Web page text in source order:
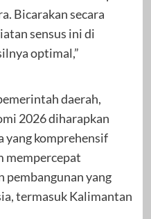
Bicarakan secara
sensus ini di
optimal,”
daerah,
2026 diharapkan
yang komprehensif
mempercepat
pembangunan yang
termasuk Kalimantan